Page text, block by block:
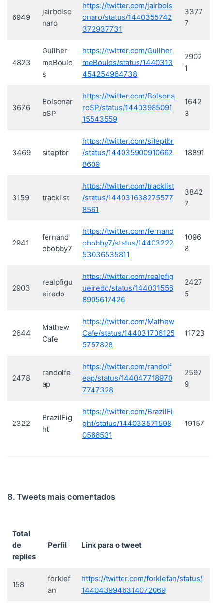
6949
jairbolso
naro
https://twitter.com/jairbols
onaro/status/1440355742
372937731
3377
7
4823
Guilher
meBoulo
s
https://twitter.com/Guilher
meBoulos/status/1440313
454254964738
2902
1
3676
Bolsonar
oSP
https://twitter.com/Bolsona
roSP/status/14403985091
15543559
1642
3
3469 siteptbr
https://twitter.com/siteptbr
/status/144035900910662
8609
18891
3159 tracklist
https://twitter.com/tracklist
/status/144031638275577
8561
3842
7
2941
fernand
obobby7
https://twitter.com/fernand
obobby7/status/14403222
53036535811
1096
8
2903
realpfigu
eiredo
https://twitter.com/realpfig
ueiredo/status/144031556
8905617426
2427
5
2644
Mathew
Cafe
https://twitter.com/Mathew
Cafe/status/144031706125
5757828
11723
2478
randolfe
ap
https://twitter.com/randolf
eap/status/144047718970
7747328
2597
9
2322
BrazilFig
ht
https://twitter.com/BrazilFi
ght/status/144033571598
0566531
19157
8. Tweets mais comentados
Total
de
replies
Perfil Link para o tweet
158
forklef
an
https://twitter.com/forklefan/status/
1440439946314072069